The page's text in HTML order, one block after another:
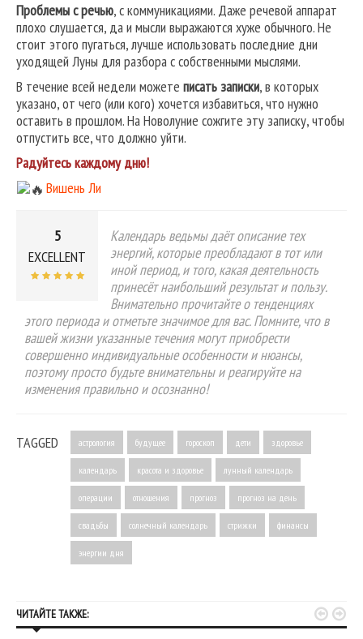
Проблемы с речью, с коммуникациями. Даже речевой аппарат
плохо слушается, да и мысли выражаются хуже обычного. Не
стоит этого пугаться, лучше использовать последние дни
уходящей Луны для разбора с собственными мыслями.
В течение всей недели можете писать записки, в которых
указано, от чего (или кого) хочется избавиться, что нужно
оставить в прошлом. На Новолуние сожгите эту записку, чтобы
отпустить все, что должно уйти.
Радуйтесь каждому дню!
Вишень Ли
5
EXCELLENT
Календарь ведьмы даёт описание тех
энергий, которые преобладают в тот или
иной период, и того, какая деятельность
принесёт наибольший результат и пользу.
Внимательно прочитайте о тенденциях
этого периода и отметьте значимое для вас. Помните, что в
вашей жизни указанные течения могут приобрести
совершенно индивидуальные особенности и нюансы,
поэтому просто будьте внимательны и реагируйте на
изменения правильно и осознанно!
TAGGED астрология будущее гороскоп дети здоровье
календарь красота и здоровье лунный календарь
операции отношения прогноз прогноз на день
свадьбы солнечный календарь стрижки финансы
энергии дня
ЧИТАЙТЕ ТАКЖЕ:  